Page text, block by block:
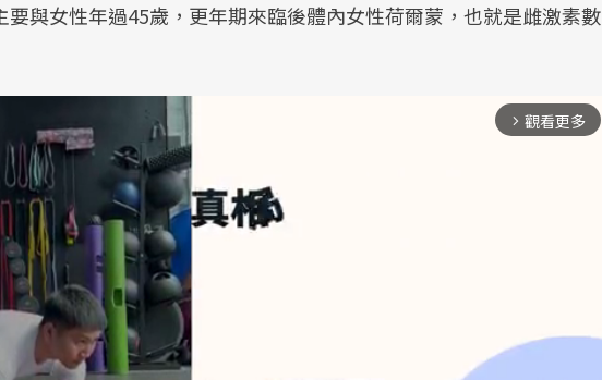
要與女性年過45歲，更年期來臨後體內女性荷爾蒙，也就是雌激素數
arrow_forward_ios 觀看更多